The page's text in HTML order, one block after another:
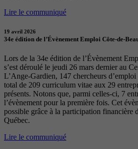
Lire le communiqué
19 avril 2026
34e édition de l’Évènement Emploi Côte-de-
Lors de la 34e édition de l’Évènement
s’est déroulé le jeudi 26 mars dernier au
L’Ange-Gardien, 147 chercheurs
total de 209 curriculum vitae aux 29
présents. Notons que, parmi celles-ci, 7
l’évènement pour la première fois. Cet
possible grâce à la participation financière
Québec.
Lire le communiqué